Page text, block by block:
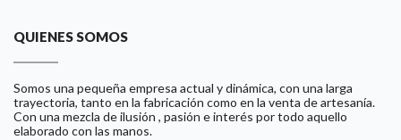
QUIENES SOMOS
Somos una pequeña empresa actual y dinámica, con una larga
trayectoria, tanto en la fabricación como en la venta de artesanía.
Con una mezcla de ilusión , pasión e interés por todo aquello
elaborado con las manos.